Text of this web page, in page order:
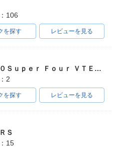
106
を探す レビューを見る
ＣＢ４００Ｓｕｐｅｒ Ｆｏｕｒ ＶＴＥＣ ＳＰＥＣ３
2
を探す レビューを見る
Ｓ
15